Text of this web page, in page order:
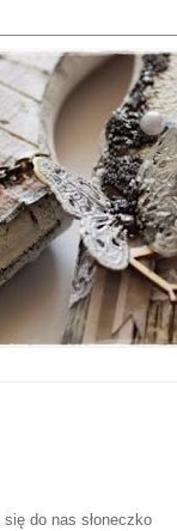
do nas słoneczko